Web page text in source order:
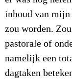
inhoud van mijn
zou worden.
pastorale of
namelijk een
dagtaken